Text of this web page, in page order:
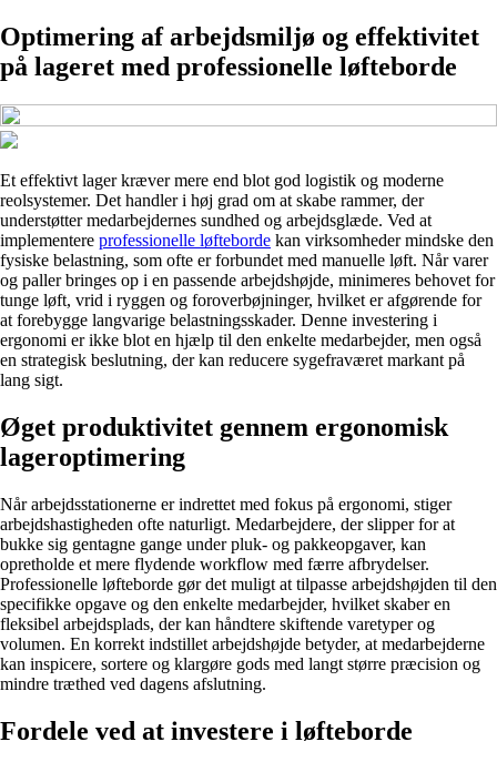
Optimering af arbejdsmiljø og effektivitet
på lageret med professionelle løfteborde
Et effektivt lager kræver mere end blot god logistik og moderne
reolsystemer. Det handler i høj grad om at skabe rammer, der
understøtter medarbejdernes sundhed og arbejdsglæde. Ved at
implementere professionelle løfteborde kan virksomheder mindske den
fysiske belastning, som ofte er forbundet med manuelle løft. Når varer
og paller bringes op i en passende arbejdshøjde, minimeres behovet for
tunge løft, vrid i ryggen og foroverbøjninger, hvilket er afgørende for
at forebygge langvarige belastningsskader. Denne investering i
ergonomi er ikke blot en hjælp til den enkelte medarbejder, men også
en strategisk beslutning, der kan reducere sygefraværet markant på
lang sigt.
Øget produktivitet gennem ergonomisk
lageroptimering
Når arbejdsstationerne er indrettet med fokus på ergonomi, stiger
arbejdshastigheden ofte naturligt. Medarbejdere, der slipper for at
bukke sig gentagne gange under pluk- og pakkeopgaver, kan
opretholde et mere flydende workflow med færre afbrydelser.
Professionelle løfteborde gør det muligt at tilpasse arbejdshøjden til den
specifikke opgave og den enkelte medarbejder, hvilket skaber en
fleksibel arbejdsplads, der kan håndtere skiftende varetyper og
volumen. En korrekt indstillet arbejdshøjde betyder, at medarbejderne
kan inspicere, sortere og klargøre gods med langt større præcision og
mindre træthed ved dagens afslutning.
Fordele ved at investere i løfteborde